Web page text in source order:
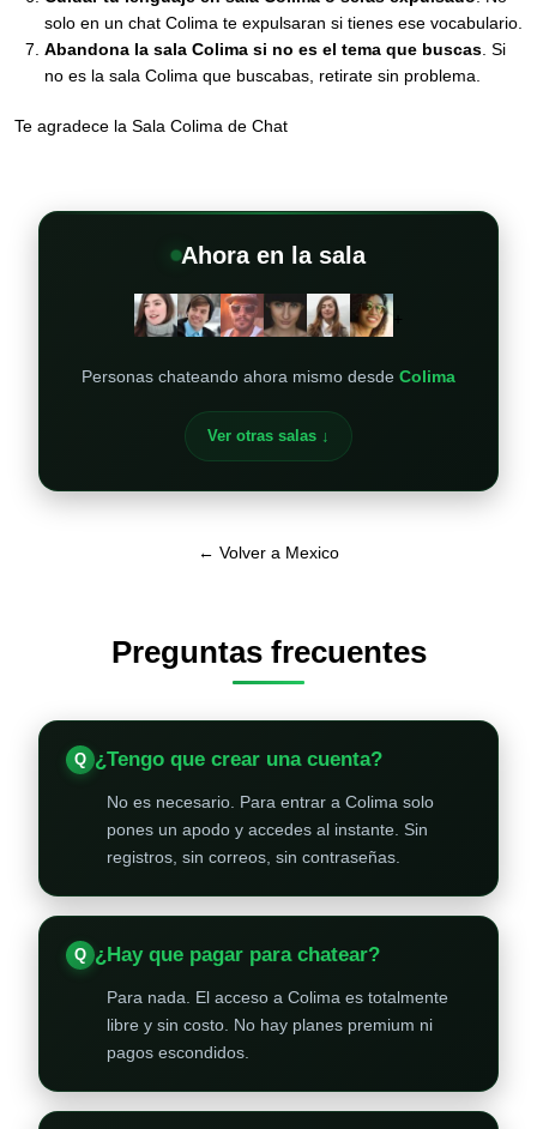
solo en un chat Colima te expulsaran si tienes ese vocabulario.
Abandona la sala Colima si no es el tema que buscas . Si
no es la sala Colima que buscabas, retirate sin problema.
Te agradece la Sala Colima de Chat
Ahora en la sala
Personas chateando ahora mismo desde Colima
Ver otras salas ↓
← Volver a Mexico
Preguntas frecuentes
¿Tengo que crear una cuenta?
No es necesario. Para entrar a Colima solo
pones un apodo y accedes al instante. Sin
registros, sin correos, sin contraseñas.
¿Hay que pagar para chatear?
Para nada. El acceso a Colima es totalmente
libre y sin costo. No hay planes premium ni
pagos escondidos.